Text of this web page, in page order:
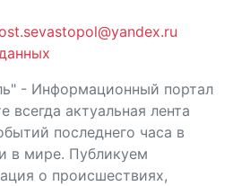
- Информационный портал
всегда актуальная лента
последнего часа в
в мире. Публикуем
о происшествиях,